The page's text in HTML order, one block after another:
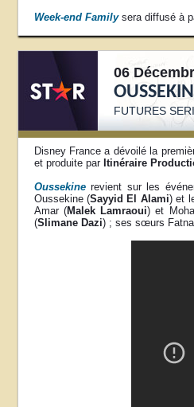
Week-end Familysera diffusé à
06
FUTURES
Disney France a dévoilé la
et produite par Itinéraire
Oussekinerevient sur les
Oussekine (Sayyid El Alami) et
Amar (Malek Lamraoui) et
(Slimane Dazi) ; ses sœurs